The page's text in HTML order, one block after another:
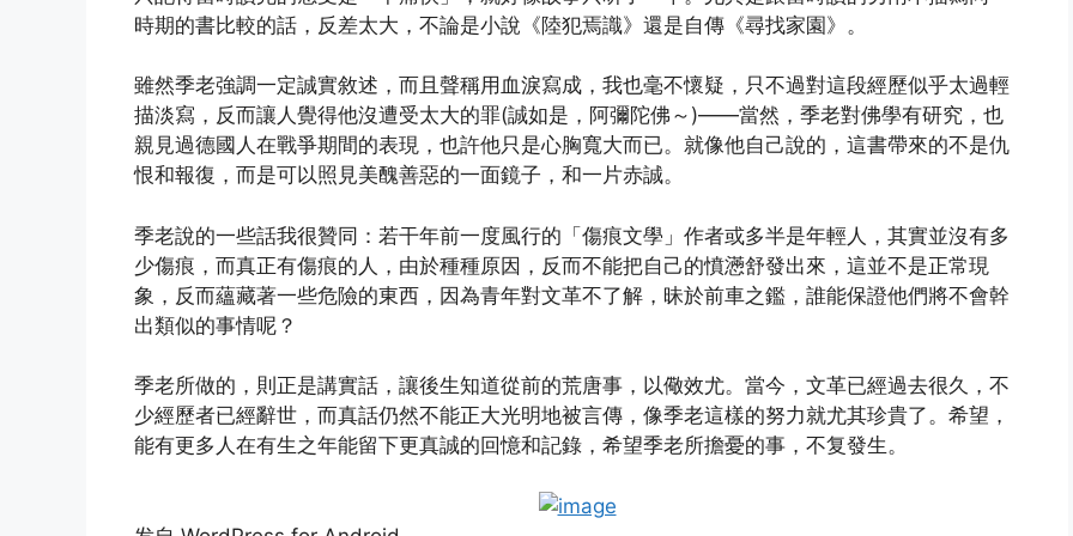
時期的書比較的話，反差太大，不論是小說《陸犯焉識》還是自傳《尋找家園》。
雖然季老強調一定誠實敘述，而且聲稱用血淚寫成，我也毫不懷疑，只不過對這段經歷似乎太過輕
描淡寫，反而讓人覺得他沒遭受太大的罪(誠如是，阿彌陀佛～)——當然，季老對佛學有研究，也
親見過德國人在戰爭期間的表現，也許他只是心胸寬大而已。就像他自己說的，這書帶來的不是仇
恨和報復，而是可以照見美醜善惡的一面鏡子，和一片赤誠。
季老說的一些話我很贊同：若干年前一度風行的「傷痕文學」作者或多半是年輕人，其實並沒有多
少傷痕，而真正有傷痕的人，由於種種原因，反而不能把自己的憤懣舒發出來，這並不是正常現
象，反而蘊藏著一些危險的東西，因為青年對文革不了解，昧於前車之鑑，誰能保證他們將不會幹
出類似的事情呢？
季老所做的，則正是講實話，讓後生知道從前的荒唐事，以儆效尤。當今，文革已經過去很久，不
少經歷者已經辭世，而真話仍然不能正大光明地被言傳，像季老這樣的努力就尤其珍貴了。希望，
能有更多人在有生之年能留下更真誠的回憶和記錄，希望季老所擔憂的事，不复發生。